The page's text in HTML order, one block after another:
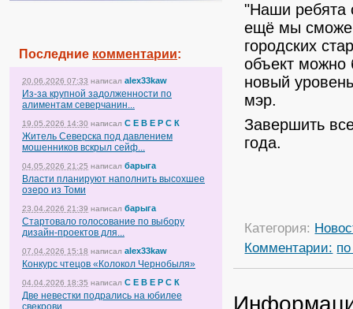
Последние комментарии:
20.06.2026 07:33 написал alex33kaw
Из-за крупной задолженности по
алиментам северчанин...
19.05.2026 14:30 написал С Е В Е Р С К
Житель Северска под давлением
мошенников вскрыл сейф...
04.05.2026 21:25 написал барыга
Власти планируют наполнить высохшее
озеро из Томи
23.04.2026 21:39 написал барыга
Стартовало голосование по выбору
дизайн-проектов для...
07.04.2026 15:18 написал alex33kaw
Конкурс чтецов «Колокол Чернобыля»
04.04.2026 18:35 написал С Е В Е Р С К
Две невестки подрались на юбилее
свекрови
"Наши ребята
ещё мы
городских
объект можно
новый
мэр.
Завершить
года.
Категория:
Комментарии: